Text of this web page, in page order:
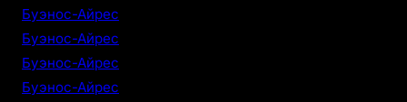
Буэнос-Айрес
Буэнос-Айрес
Буэнос-Айрес
Буэнос-Айрес